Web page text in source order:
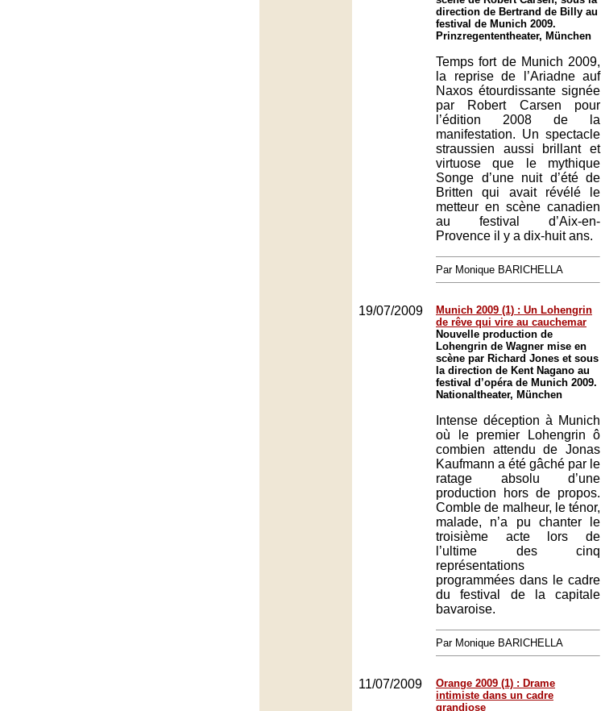
direction de Bertrand de Billy au
festival de Munich 2009.
Prinzregententheater, München
Temps fort de Munich 2009,
la reprise de l’Ariadne auf
Naxos étourdissante signée
par Robert Carsen pour
l’édition 2008 de la
manifestation. Un spectacle
straussien aussi brillant et
virtuose que le mythique
Songe d’une nuit d’été de
Britten qui avait révélé le
metteur en scène canadien
au festival d’Aix-en-
Provence il y a dix-huit ans.
Par Monique BARICHELLA
19/07/2009
Munich 2009 (1) : Un Lohengrin
de rêve qui vire au cauchemar
Nouvelle production de
Lohengrin de Wagner mise en
scène par Richard Jones et sous
la direction de Kent Nagano au
festival d’opéra de Munich 2009.
Nationaltheater, München
Intense déception à Munich
où le premier Lohengrin ô
combien attendu de Jonas
Kaufmann a été gâché par le
ratage absolu d’une
production hors de propos.
Comble de malheur, le ténor,
malade, n’a pu chanter le
troisième acte lors de
l’ultime des cinq
représentations
programmées dans le cadre
du festival de la capitale
bavaroise.
Par Monique BARICHELLA
11/07/2009
Orange 2009 (1) : Drame
intimiste dans un cadre
grandiose